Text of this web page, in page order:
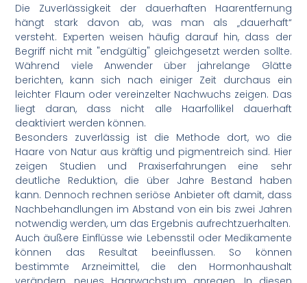
Die Zuverlässigkeit der dauerhaften Haarentfernung
hängt stark davon ab, was man als „dauerhaft“
versteht. Experten weisen häufig darauf hin, dass der
Begriff nicht mit "endgültig" gleichgesetzt werden sollte.
Während viele Anwender über jahrelange Glätte
berichten, kann sich nach einiger Zeit durchaus ein
leichter Flaum oder vereinzelter Nachwuchs zeigen. Das
liegt daran, dass nicht alle Haarfollikel dauerhaft
deaktiviert werden können.
Besonders zuverlässig ist die Methode dort, wo die
Haare von Natur aus kräftig und pigmentreich sind. Hier
zeigen Studien und Praxiserfahrungen eine sehr
deutliche Reduktion, die über Jahre Bestand haben
kann. Dennoch rechnen seriöse Anbieter oft damit, dass
Nachbehandlungen im Abstand von ein bis zwei Jahren
notwendig werden, um das Ergebnis aufrechtzuerhalten.
Auch äußere Einflüsse wie Lebensstil oder Medikamente
können das Resultat beeinflussen. So können
bestimmte Arzneimittel, die den Hormonhaushalt